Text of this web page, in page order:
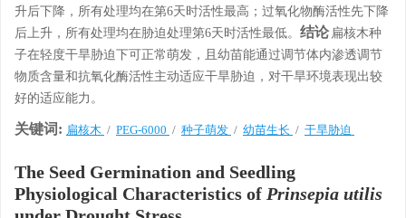
升后下降，所有处理均在第6天时活性最高；过氧化物酶活性先下降
后上升，所有处理均在胁迫处理第6天时活性最低。 结论 扁核木种
子在轻度干旱胁迫下可正常萌发，且幼苗能通过调节体内渗透调节
物质含量和抗氧化酶活性主动适应干旱胁迫，对干旱环境表现出较
好的适应能力。
关键词: 扁核木 / PEG-6000 / 种子萌发 / 幼苗生长 / 干旱胁迫
The Seed Germination and Seedling
Physiological Characteristics of Prinsepia utilis